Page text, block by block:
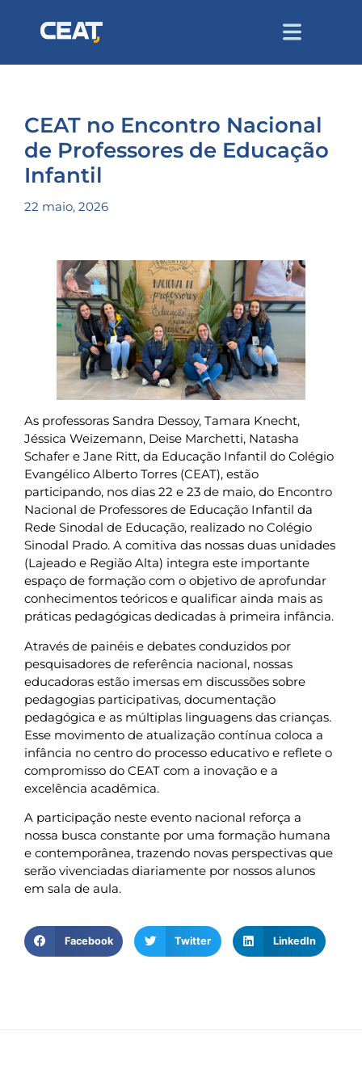
CEAT no Encontro Nacional
de Professores de Educação
Infantil
22 maio, 2026
As professoras Sandra Dessoy, Tamara Knecht,
Jéssica Weizemann, Deise Marchetti, Natasha
Schafer e Jane Ritt, da Educação Infantil do Colégio
Evangélico Alberto Torres (CEAT), estão
participando, nos dias 22 e 23 de maio, do Encontro
Nacional de Professores de Educação Infantil da
Rede Sinodal de Educação, realizado no Colégio
Sinodal Prado. A comitiva das nossas duas unidades
(Lajeado e Região Alta) integra este importante
espaço de formação com o objetivo de aprofundar
conhecimentos teóricos e qualificar ainda mais as
práticas pedagógicas dedicadas à primeira infância.
Através de painéis e debates conduzidos por
pesquisadores de referência nacional, nossas
educadoras estão imersas em discussões sobre
pedagogias participativas, documentação
pedagógica e as múltiplas linguagens das crianças.
Esse movimento de atualização contínua coloca a
infância no centro do processo educativo e reflete o
compromisso do CEAT com a inovação e a
excelência acadêmica.
A participação neste evento nacional reforça a
nossa busca constante por uma formação humana
e contemporânea, trazendo novas perspectivas que
serão vivenciadas diariamente por nossos alunos
em sala de aula.
Facebook Twitter LinkedIn